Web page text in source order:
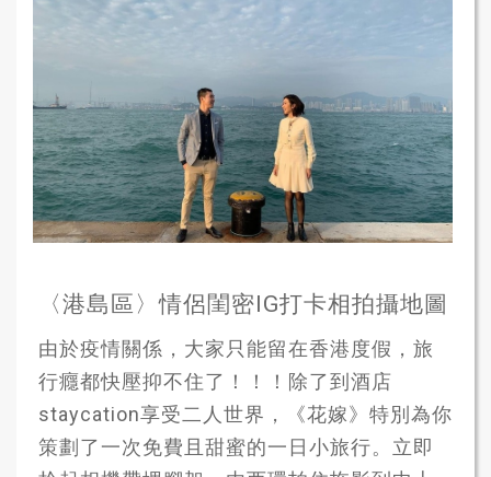
〈港島區〉情侶閨密IG打卡相拍攝地圖
由於疫情關係，大家只能留在香港度假，旅
行癮都快壓抑不住了！！！除了到酒店
staycation享受二人世界，《花嫁》特別為你
策劃了一次免費且甜蜜的一日小旅行。立即